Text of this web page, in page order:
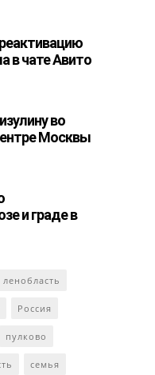
в чате Авито
во
Москвы
и граде в
ленобласть
Россия
пулково
семья